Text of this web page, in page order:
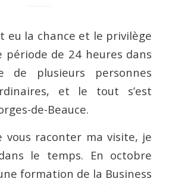
eu la chance et le privilège
période de 24 heures dans
de plusieurs personnes
et le tout s’est
de-Beauce.
vous raconter ma visite, je
le temps. En octobre
formation de la Business